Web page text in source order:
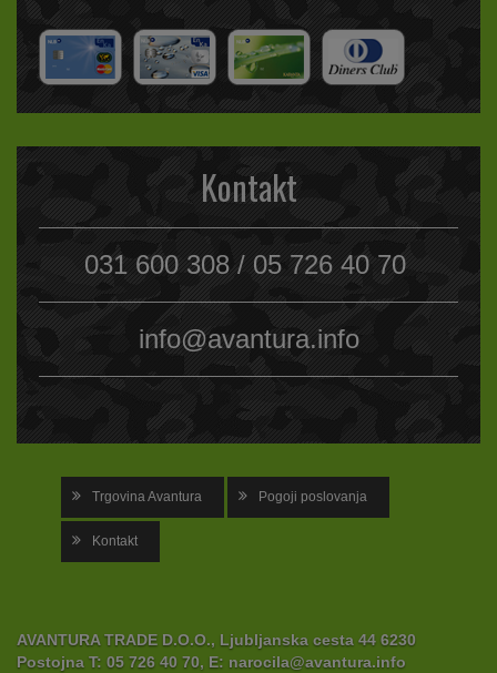
Kontakt
031 600 308 / 05 726 40 70
info@avantura.info
Trgovina Avantura Pogoji poslovanja
Kontakt
AVANTURA TRADE D.O.O., Ljubljanska cesta 44 6230
Postojna T: 05 726 40 70, E: narocila@avantura.info